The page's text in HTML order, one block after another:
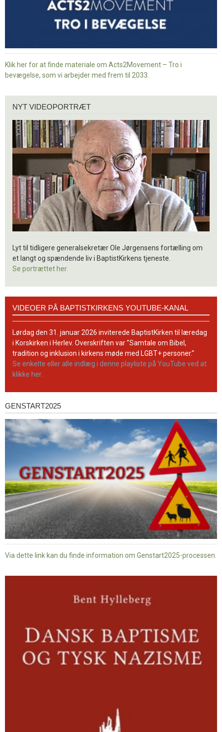
Klik her for at finde materiale om Acts2Movement – Tro i
bevægelse, som vi arbejder med frem til 2033.
videoportræt
NYT VIDEOPORTRÆT
Lyt til tidligere generalsekretær Ole Jørgensens fortælling om
et langt og spændende liv i BaptistKirkens tjeneste.
Se portrættet her.
BaptistKirkens
YouTube-
kanal
VIDEOER PÅ BAPTISTKIRKENS YOUTUBE-KANAL
Lørdag den 31. januar 2026 inviterede BaptistKirken til læredag
i Korskirken i Herlev. Overskriften var ”Samtale om Bibel,
tradition og inklusion i kirkens møde med LGBT+ personer.”
Se enkelte eller alle indlæg i denne playliste på YouTube ved at
klikke her.
Genstart2025
GENSTART2025
Via dette link kan du finde information om Genstart2025-processen.